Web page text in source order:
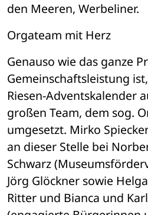
den Meeren, Werbeliner.
Orgateam mit Herz
Genauso wie das ganze
Gemeinschaftsleistung
Riesen-Adventskalender
großen Team, dem sog.
umgesetzt. Mirko
an dieser Stelle bei
Schwarz
Jörg Glöckner sowie
Ritter und Bianca und